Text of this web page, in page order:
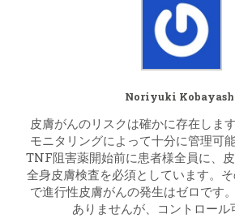
Noriyuki
皮膚がんのリスクは確かに存在しま
モニタリングによって十分に管理可
TNF阻害薬開始前に患者様全員に、
全身皮膚検査を必須としています。
で進行性皮膚がんの発生はゼロです
ありませんが、コントロール